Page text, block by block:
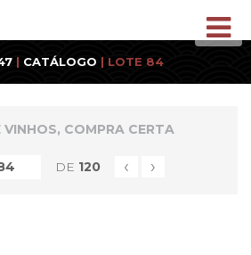
| CATÁLOGO | LOTE 84
VINHOS, COMPRA CERTA
DE 120 ‹ ›